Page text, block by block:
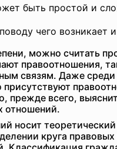
быть простой и
чего возникает
можно считать
правоотношения,
связям. Даже
прежде всего,
отношений.
носит
круга